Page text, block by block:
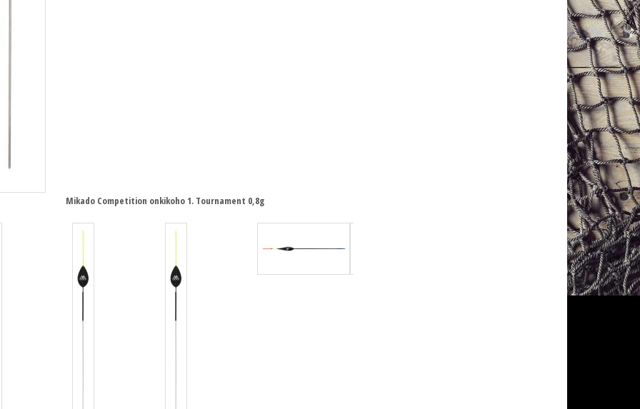
Mikado Competition onkikoho 1. Tournament 0,8g Mikado Competition onkikoho 2. Tournament